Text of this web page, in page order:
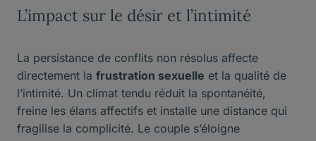
L’impact sur le désir et l’intimité
La persistance de conflits non résolus affecte
directement la frustration sexuelle et la qualité de
l’intimité. Un climat tendu réduit la spontanéité,
freine les élans affectifs et installe une distance qui
fragilise la complicité. Le couple s’éloigne